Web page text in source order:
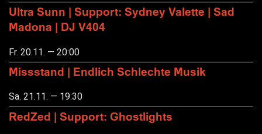
Ultra Sunn | Support: Sydney Valette | Sad
Madona | DJ V404
Fr. 20.11. — 20:00
Missstand | Endlich Schlechte Musik
Sa. 21.11. — 19:30
RedZed | Support: Ghostlights